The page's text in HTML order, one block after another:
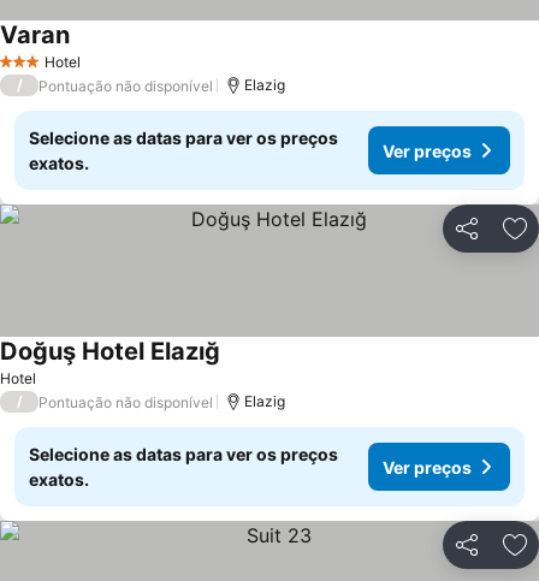
3 EstrelasHotel
VaranVer preços
/ Pontuação não disponível Elazig
Selecione as datas para ver os preços
exatos.
Ver preços
Partilhar
Hotel
Doğuş Hotel Elazığ
/ Pontuação não disponível Elazig
Selecione as datas para ver os preços
exatos.
Ver preços
Partilhar